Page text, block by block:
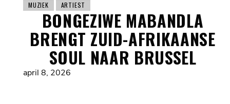
MUZIEK ARTIEST
BONGEZIWE MABANDLA
BRENGT ZUID-AFRIKAANSE
SOUL NAAR BRUSSEL
april 8, 2026